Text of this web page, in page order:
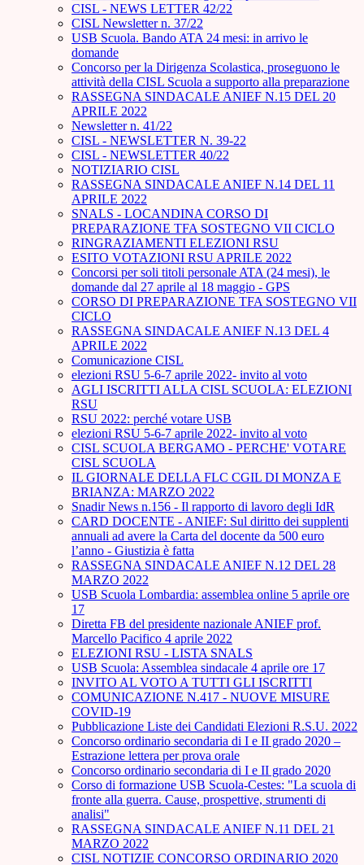
CISL - NEWS LETTER 42/22
CISL Newsletter n. 37/22
USB Scuola. Bando ATA 24 mesi: in arrivo le
domande
Concorso per la Dirigenza Scolastica, proseguono le
attività della CISL Scuola a supporto alla preparazione
RASSEGNA SINDACALE ANIEF N.15 DEL 20
APRILE 2022
Newsletter n. 41/22
CISL - NEWSLETTER N. 39-22
CISL - NEWSLETTER 40/22
NOTIZIARIO CISL
RASSEGNA SINDACALE ANIEF N.14 DEL 11
APRILE 2022
SNALS - LOCANDINA CORSO DI
PREPARAZIONE TFA SOSTEGNO VII CICLO
RINGRAZIAMENTI ELEZIONI RSU
ESITO VOTAZIONI RSU APRILE 2022
Concorsi per soli titoli personale ATA (24 mesi), le
domande dal 27 aprile al 18 maggio - GPS
CORSO DI PREPARAZIONE TFA SOSTEGNO VII
CICLO
RASSEGNA SINDACALE ANIEF N.13 DEL 4
APRILE 2022
Comunicazione CISL
elezioni RSU 5-6-7 aprile 2022- invito al voto
AGLI ISCRITTI ALLA CISL SCUOLA: ELEZIONI
RSU
RSU 2022: perché votare USB
elezioni RSU 5-6-7 aprile 2022- invito al voto
CISL SCUOLA BERGAMO - PERCHE' VOTARE
CISL SCUOLA
IL GIORNALE DELLA FLC CGIL DI MONZA E
BRIANZA: MARZO 2022
Snadir News n.156 - Il rapporto di lavoro degli IdR
CARD DOCENTE - ANIEF: Sul diritto dei supplenti
annuali ad avere la Carta del docente da 500 euro
l’anno - Giustizia è fatta
RASSEGNA SINDACALE ANIEF N.12 DEL 28
MARZO 2022
USB Scuola Lombardia: assemblea online 5 aprile ore
17
Diretta FB del presidente nazionale ANIEF prof.
Marcello Pacifico 4 aprile 2022
ELEZIONI RSU - LISTA SNALS
USB Scuola: Assemblea sindacale 4 aprile ore 17
INVITO AL VOTO A TUTTI GLI ISCRITTI
COMUNICAZIONE N.417 - NUOVE MISURE
COVID-19
Pubblicazione Liste dei Candidati Elezioni R.S.U. 2022
Concorso ordinario secondaria di I e II grado 2020 –
Estrazione lettera per prova orale
Concorso ordinario secondaria di I e II grado 2020
Corso di formazione USB Scuola-Cestes: "La scuola di
fronte alla guerra. Cause, prospettive, strumenti di
analisi"
RASSEGNA SINDACALE ANIEF N.11 DEL 21
MARZO 2022
CISL NOTIZIE CONCORSO ORDINARIO 2020